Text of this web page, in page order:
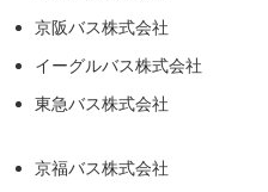
京阪バス株式会社
イーグルバス株式会社
東急バス株式会社
京福バス株式会社